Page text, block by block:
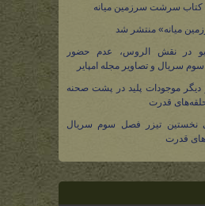
سرشت سرزمین میانه
میانه» منتشر شد
در نقش الروس، عدم حضور
سریال و تصاویر مجله امپایر
دیگر موجودات پلید در پشت صحنه
قدرت
نخستین تیزر فصل سوم سریال
قدرت